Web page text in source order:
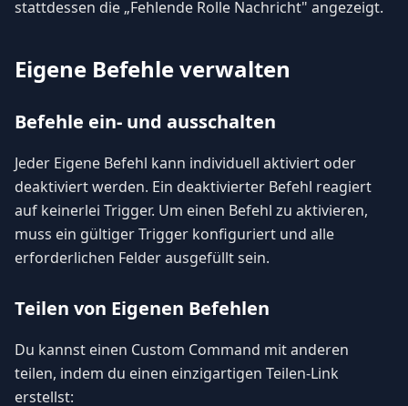
stattdessen die „Fehlende Rolle Nachricht" angezeigt.
Eigene Befehle verwalten
Befehle ein- und ausschalten
Jeder Eigene Befehl kann individuell aktiviert oder
deaktiviert werden. Ein deaktivierter Befehl reagiert
auf keinerlei Trigger. Um einen Befehl zu aktivieren,
muss ein gültiger Trigger konfiguriert und alle
erforderlichen Felder ausgefüllt sein.
Teilen von Eigenen Befehlen
Du kannst einen Custom Command mit anderen
teilen, indem du einen einzigartigen Teilen-Link
erstellst: